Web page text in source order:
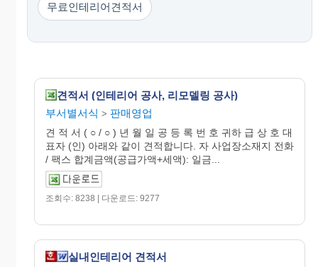
무료인테리어견적서
견적서 (인테리어 공사, 리모델링 공사)
부서별서식 > 판매영업
견 적 서 ( ○ / ○ ) 년 월 일 공 등 록 번 호 귀하 급 상 호 대
표자 (인) 아래와 같이 견적합니다. 자 사업장소재지 전화
/ 팩스 합계금액(공급가액+세액): 일금...
조회수: 8238 | 다운로드: 9277
실내인테리어 견적서